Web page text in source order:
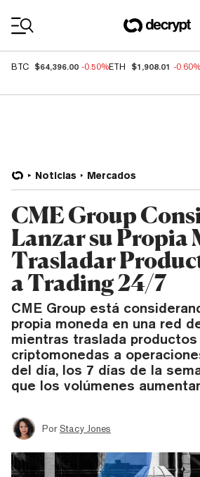
BTC $64,396.00 -0.50%ETH $1,908.01 -0.60%
Noticias Mercados
CME Group
Lanzar su Propia
Trasladar
a Trading 24/7
CME Group está
propia moneda en una red
mientras traslada productos
criptomonedas a
del día, los 7 días de la
que los volúmenes
Por Stacy Jones